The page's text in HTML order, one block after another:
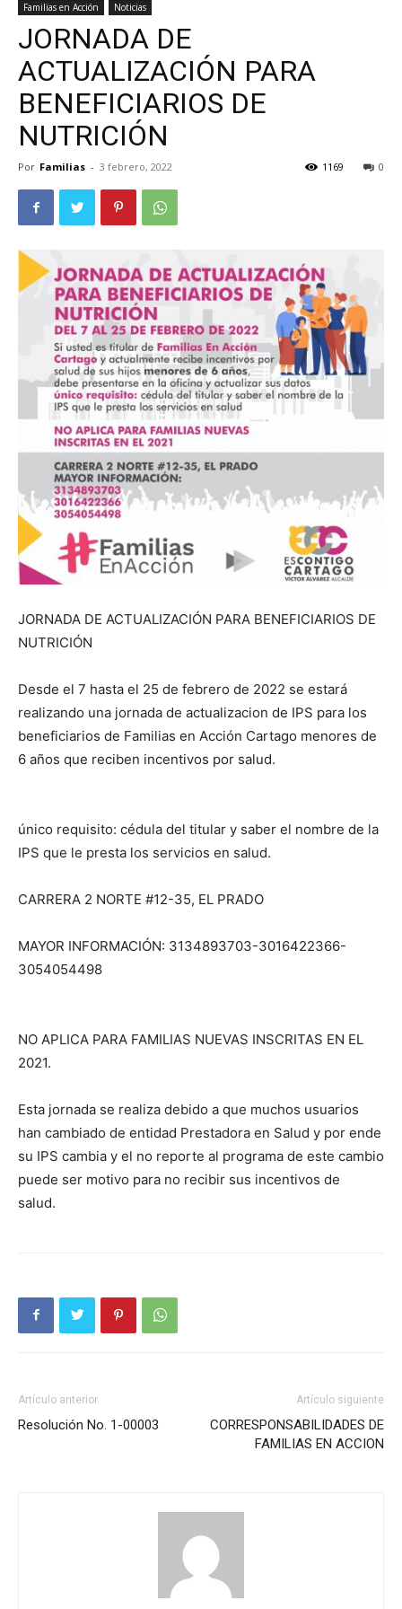
Familias en Acción Noticias
JORNADA DE
ACTUALIZACIÓN PARA
BENEFICIARIOS DE
NUTRICIÓN
Por Familias - 3 febrero, 2022 0
1169
JORNADA DE ACTUALIZACIÓN PARA BENEFICIARIOS DE
NUTRICIÓN
Desde el 7 hasta el 25 de febrero de 2022 se estará
realizando una jornada de actualizacion de IPS para los
beneficiarios de Familias en Acción Cartago menores de
6 años que reciben incentivos por salud.
único requisito: cédula del titular y saber el nombre de la
IPS que le presta los servicios en salud.
CARRERA 2 NORTE #12-35, EL PRADO
MAYOR INFORMACIÓN: 3134893703-3016422366-
3054054498
NO APLICA PARA FAMILIAS NUEVAS INSCRITAS EN EL
2021.
Esta jornada se realiza debido a que muchos usuarios
han cambiado de entidad Prestadora en Salud y por ende
su IPS cambia y el no reporte al programa de este cambio
puede ser motivo para no recibir sus incentivos de
salud.
Artículo anterior
Resolución No. 1-00003
Artículo siguiente
CORRESPONSABILIDADES DE
FAMILIAS EN ACCION